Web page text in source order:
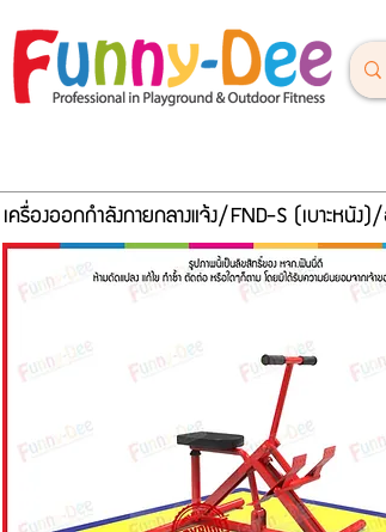
เครื่องออกกำลังกายกลางแจ้ง/ FND-S (เบาะหนัง)/